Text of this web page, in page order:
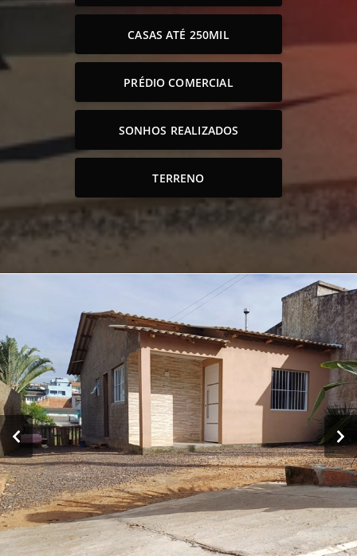
CASAS ATÉ 250MIL
PRÉDIO COMERCIAL
SONHOS REALIZADOS
TERRENO